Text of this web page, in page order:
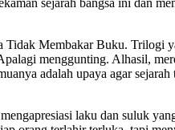
Tidak Membakar Buku. Trilogi
menggunting. Alhasil,
adalah upaya agar
laku dan suluk